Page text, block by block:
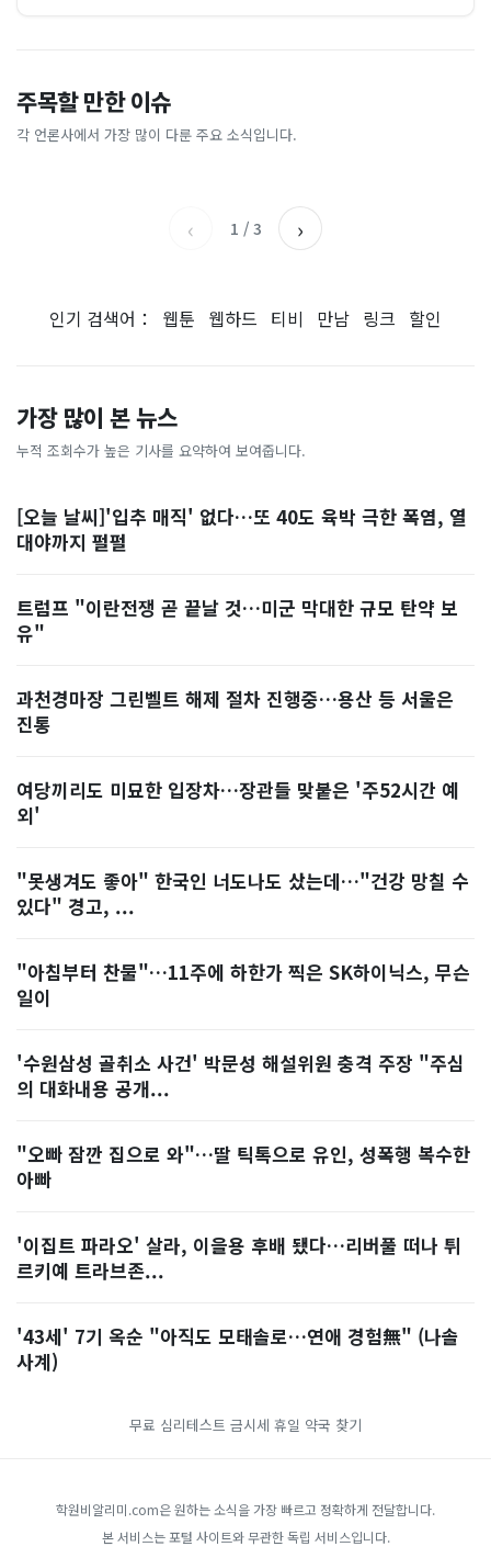
주목할 만한 이슈
각 언론사에서 가장 많이 다룬 주요 소식입니다.
이 대통령 사관학교 통합 발언
에…“서울대 법대·충암고도
없애나”
채널A
라 출렁이는 日증시
아시아경제
총리 영상에 "대체 뭐냐" 발
칵‥日 배우도 "미친 짓"
실체, 은밀하게…[중국나라]
‹ 1 / 3 ›
인기 검색어： 웹툰 웹하드 티비 만남 링크 할인
가장 많이 본 뉴스
누적 조회수가 높은 기사를 요약하여 보여줍니다.
[오늘 날씨]'입추 매직' 없다…또 40도 육박 극한 폭염, 열
대야까지 펄펄
트럼프 "이란전쟁 곧 끝날 것…미군 막대한 규모 탄약 보
유"
과천경마장 그린벨트 해제 절차 진행중…용산 등 서울은
진통
여당끼리도 미묘한 입장차…장관들 맞붙은 '주52시간 예
외'
"못생겨도 좋아" 한국인 너도나도 샀는데…"건강 망칠 수
있다" 경고, ...
"아침부터 찬물"…11주에 하한가 찍은 SK하이닉스, 무슨
일이
'수원삼성 골취소 사건' 박문성 해설위원 충격 주장 "주심
의 대화내용 공개...
"오빠 잠깐 집으로 와"…딸 틱톡으로 유인, 성폭행 복수한
아빠
'이집트 파라오' 살라, 이을용 후배 됐다…리버풀 떠나 튀
르키예 트라브존...
'43세' 7기 옥순 "아직도 모태솔로…연애 경험無" (나솔
사계)
무료 심리테스트 금시세 휴일 약국 찾기
학원비알리미.com은 원하는 소식을 가장 빠르고 정확하게 전달합니다.
본 서비스는 포털 사이트와 무관한 독립 서비스입니다.